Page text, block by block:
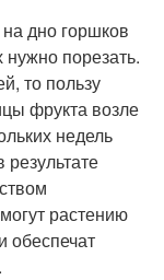
дно горшков
порезать.
то пользу
фрукта возле
недель
результате
растению
обеспечат